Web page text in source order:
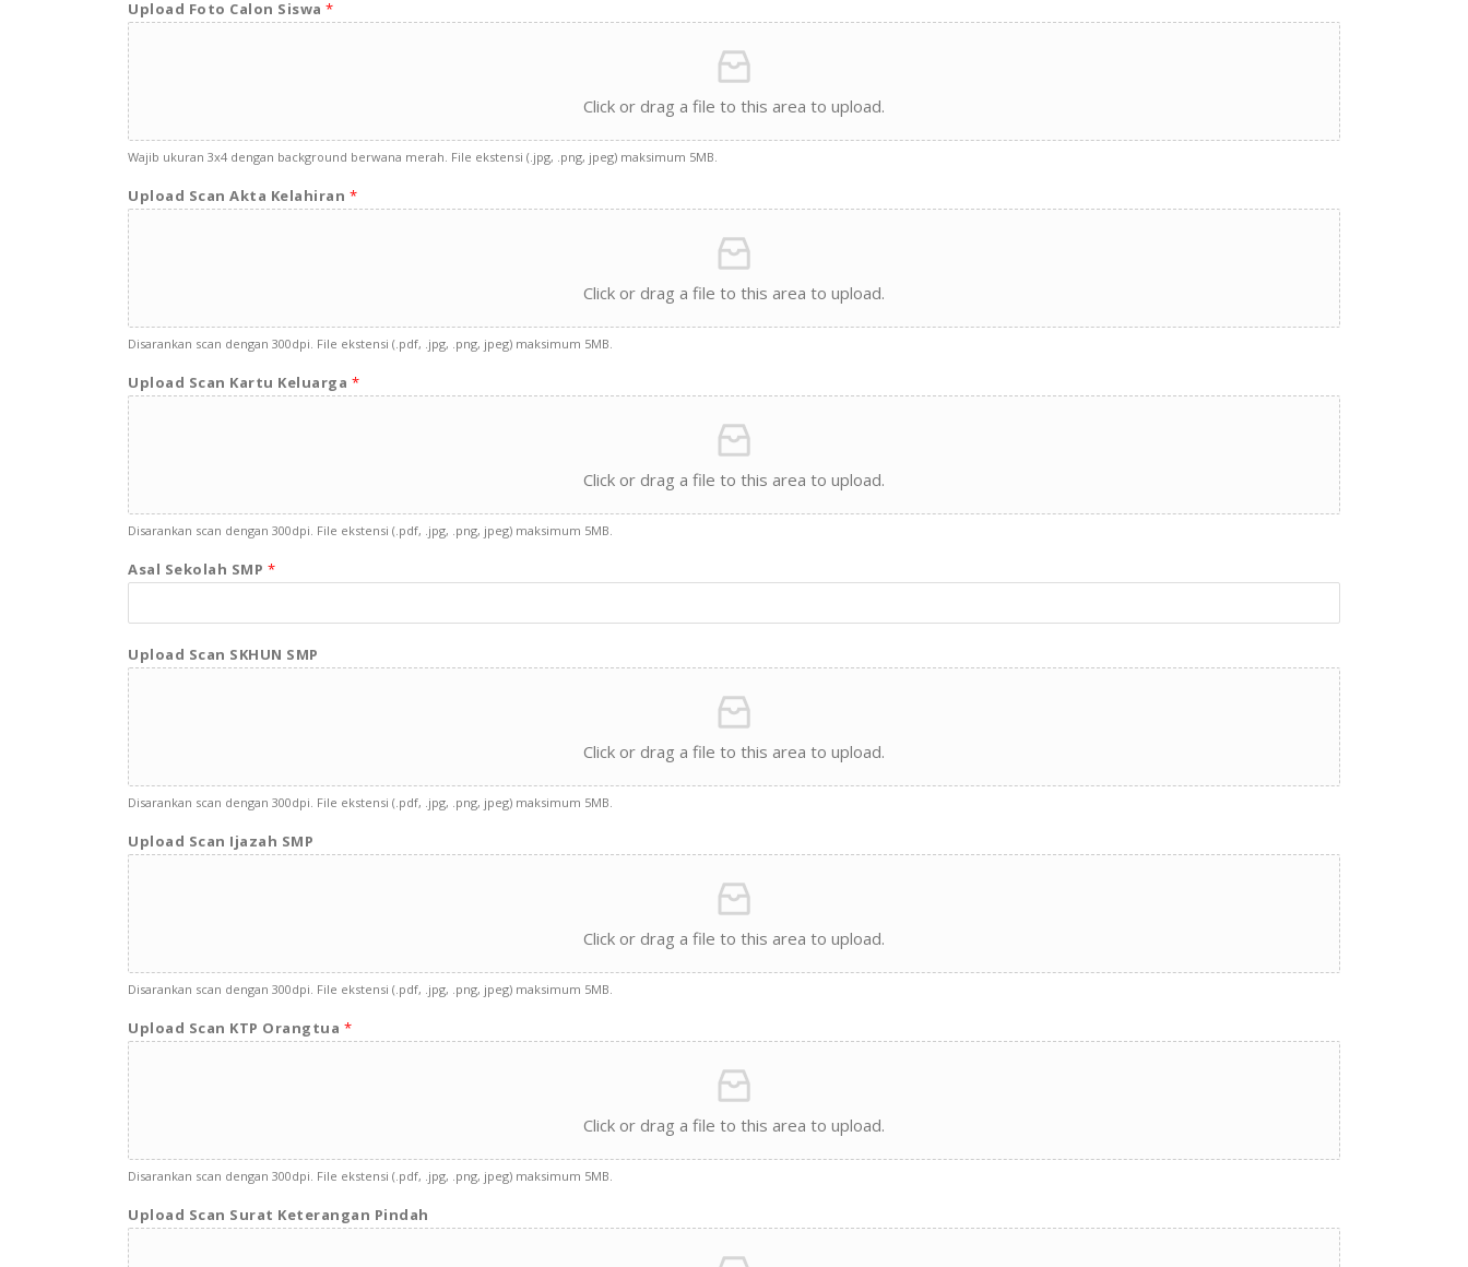
Upload Foto Calon Siswa *
Click or drag a file to this area to upload.
Wajib ukuran 3x4 dengan background berwana merah. File ekstensi (.jpg, .png, jpeg) maksimum 5MB.
Upload Scan Akta Kelahiran *
Click or drag a file to this area to upload.
Disarankan scan dengan 300dpi. File ekstensi (.pdf, .jpg, .png, jpeg) maksimum 5MB.
Upload Scan Kartu Keluarga *
Click or drag a file to this area to upload.
Disarankan scan dengan 300dpi. File ekstensi (.pdf, .jpg, .png, jpeg) maksimum 5MB.
Asal Sekolah SMP *
Upload Scan SKHUN SMP
Click or drag a file to this area to upload.
Disarankan scan dengan 300dpi. File ekstensi (.pdf, .jpg, .png, jpeg) maksimum 5MB.
Upload Scan Ijazah SMP
Click or drag a file to this area to upload.
Disarankan scan dengan 300dpi. File ekstensi (.pdf, .jpg, .png, jpeg) maksimum 5MB.
Upload Scan KTP Orangtua *
Click or drag a file to this area to upload.
Disarankan scan dengan 300dpi. File ekstensi (.pdf, .jpg, .png, jpeg) maksimum 5MB.
Upload Scan Surat Keterangan Pindah